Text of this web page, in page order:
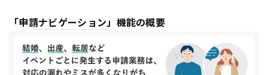
「申請ナビゲーション」機能の概要